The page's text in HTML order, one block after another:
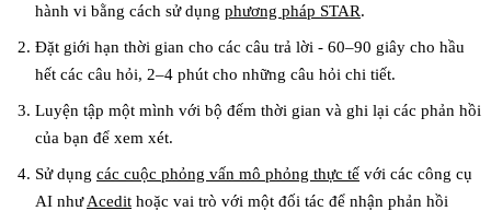
hành vi bằng cách sử dụng phương pháp STAR.
Đặt giới hạn thời gian cho các câu trả lời - 60–90 giây cho hầu
hết các câu hỏi, 2–4 phút cho những câu hỏi chi tiết.
Luyện tập một mình với bộ đếm thời gian và ghi lại các phản hồi
của bạn để xem xét.
Sử dụng các cuộc phỏng vấn mô phỏng thực tế với các công cụ
AI nhưAcedit hoặc vai trò với một đối tác để nhận phản hồi